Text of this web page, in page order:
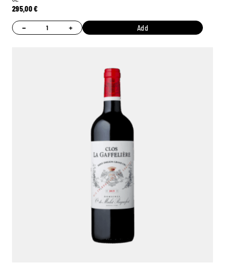
295,00€
− + Add